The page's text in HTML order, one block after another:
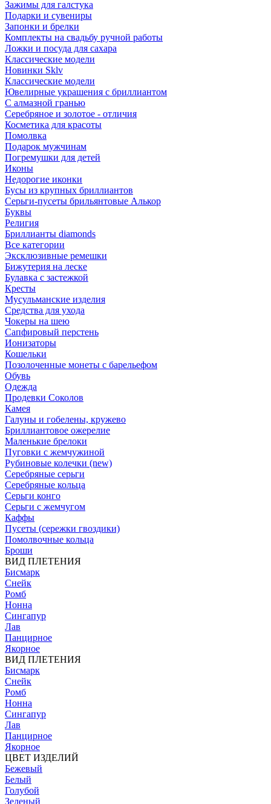
Зажимы для галстука
Подарки и сувениры
Запонки и брелки
Комплекты на свадьбу ручной работы
Ложки и посуда для сахара
Классические модели
Новинки Sklv
Классические модели
Ювелирные украшения с бриллиантом
С алмазной гранью
Серебряное и золотое - отличия
Косметика для красоты
Помолвка
Подарок мужчинам
Погремушки для детей
Иконы
Недорогие иконки
Бусы из крупных бриллиантов
Серьги-пусеты брильянтовые Алькор
Буквы
Религия
Бриллианты diamonds
Все категории
Эксклюзивные ремешки
Бижутерия на леске
Булавка с застежкой
Кресты
Мусульманские изделия
Средства для ухода
Чокеры на шею
Сапфировый перстень
Ионизаторы
Кошельки
Позолоченные монеты с барельефом
Обувь
Одежда
Продевки Соколов
Камея
Галуны и гобелены, кружево
Бриллиантовое ожерелие
Маленькие брелоки
Пуговки с жемчужиной
Рубиновые колечки (new)
Серебряные серьги
Серебряные кольца
Серьги конго
Серьги с жемчугом
Каффы
Пусеты (сережки гвоздики)
Помолвочные кольца
Броши
ВИД ПЛЕТЕНИЯ
Бисмарк
Снейк
Ромб
Нонна
Сингапур
Лав
Панцирное
Якорное
ВИД ПЛЕТЕНИЯ
Бисмарк
Снейк
Ромб
Нонна
Сингапур
Лав
Панцирное
Якорное
ЦВЕТ ИЗДЕЛИЙ
Бежевый
Белый
Голубой
Зеленый